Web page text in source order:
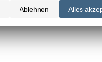
Ablehnen Alles